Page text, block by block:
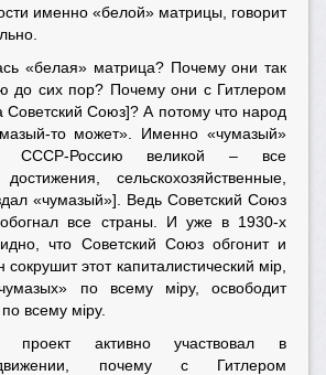
именно «белой» матрицы, говорит
«белая» матрица? Почему они так
до сих пор? Почему они с Гитлером
Союз]? А потому что народ
то может». Именно «чумазый»
СССР-Россию великой – все
сельскохозяйственные,
«чумазый»]. Ведь Советский Союз
все страны. И уже в 1930-х
что Советский Союз обгонит и
этот капиталистический мiр,
по всему мiру, освободит
всему мiру.
активно участвовал в
почему с Гитлером